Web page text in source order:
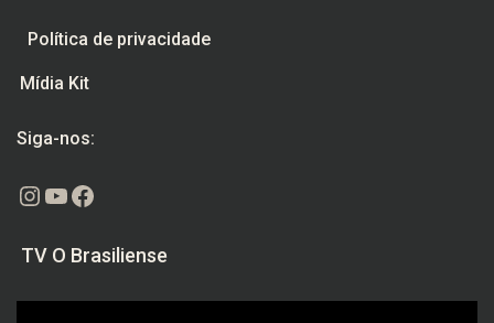
Política de privacidade
Mídia Kit
Siga-nos:
Instagram
Youtube
Facebook
TV O Brasiliense